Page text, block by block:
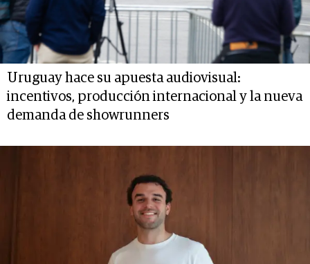
Uruguay hace su apuesta audiovisual:
incentivos, producción internacional y la nueva
demanda de showrunners